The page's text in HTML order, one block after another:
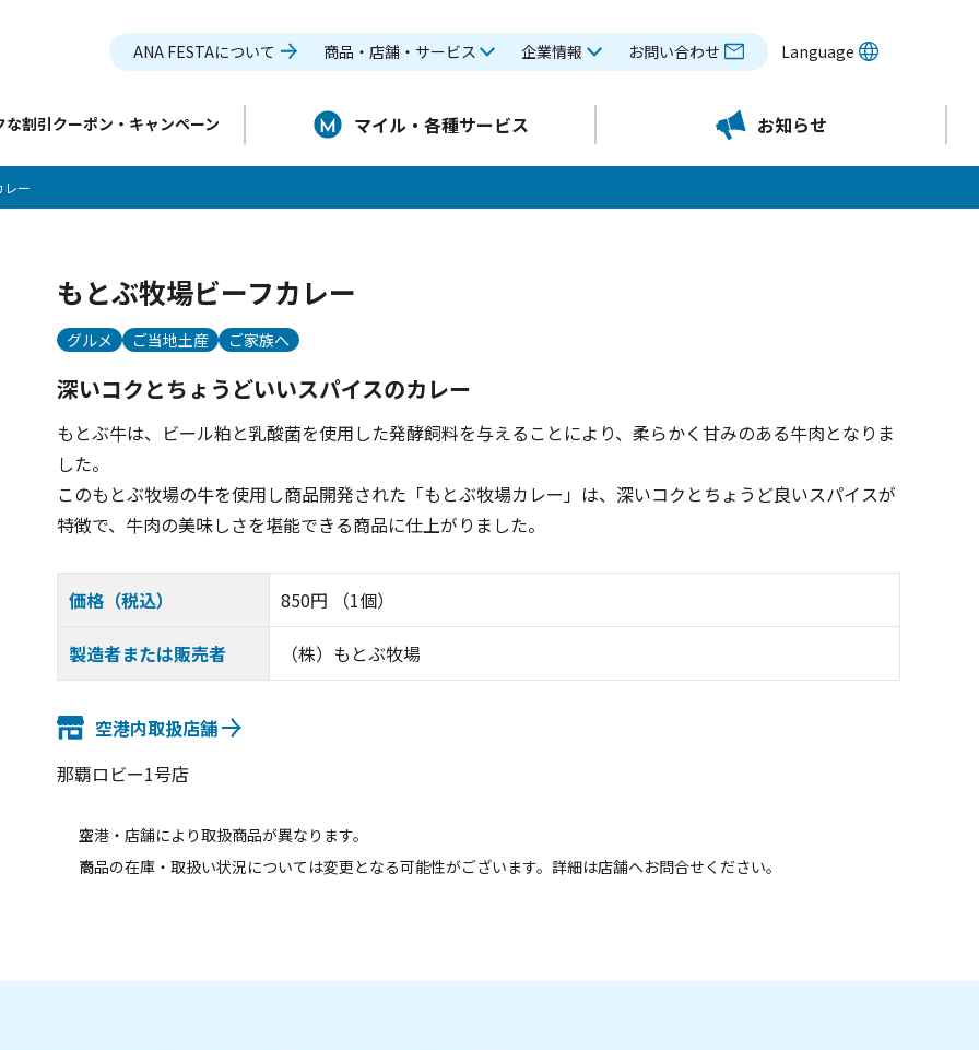
ANA FESTAについて 商品・店舗・サービス 企業情報 お問い合わせ Language
な割引クーポン・キャンペーン マイル・各種サービス お知らせ
レー
もとぶ牧場ビーフカレー
グルメ ご当地土産 ご家族へ
深いコクとちょうどいいスパイスのカレー
もとぶ牛は、ビール粕と乳酸菌を使用した発酵飼料を与えることにより、柔らかく甘みのある牛肉となりま
した。
このもとぶ牧場の牛を使用し商品開発された「もとぶ牧場カレー」は、深いコクとちょうど良いスパイスが
特徴で、牛肉の美味しさを堪能できる商品に仕上がりました。
価格（税込） 850円 （1個）
製造者または販売者 （株）もとぶ牧場
空港内取扱店舗
那覇ロビー1号店
空港・店舗により取扱商品が異なります。
商品の在庫・取扱い状況については変更となる可能性がございます。詳細は店舗へお問合せください。